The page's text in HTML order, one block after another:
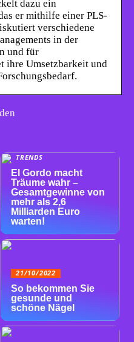
dazu ein
er mithilfe einer PLS-
verschiedene
in der
und für
ihre Umsetzbarkeit und
TRENDS
El Gordo macht
Träume wahr –
Gesamtgewinne von
mehr als 2,6
Milliarden Euro
warten!
21/10/2022
So bekommen Sie
gesunde und
schöne Nägel